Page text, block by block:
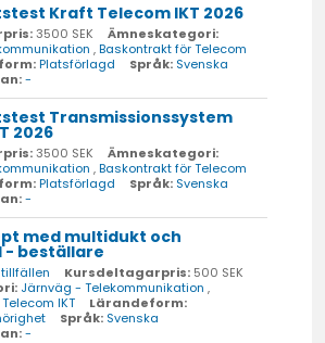
Kraft Telecom IKT 2026
3500 SEK
Ämneskategori:
,Baskontrakt för Telecom
Platsförlagd Språk: Svenska
-
Transmissionssystem
2026
3500 SEK
Ämneskategori:
,Baskontrakt för Telecom
Platsförlagd Språk: Svenska
-
med multidukt och
- beställare
Kursdeltagarpris: 500 SEK
Järnväg - Telekommunikation ,
IKT
Lärandeform:
Språk: Svenska
-